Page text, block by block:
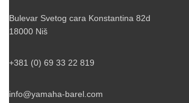
Bulevar Svetog cara Konstantina 82d
18000 Niš
+381 (0) 69 33 22 819
info@yamaha-barel.com